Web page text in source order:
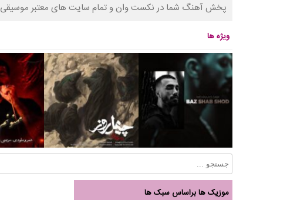
پخش آهنگ شما در نکست وان و تمام سایت های معتبر موسیقی
ویژه ها
موزیک ها براساس سبک ها